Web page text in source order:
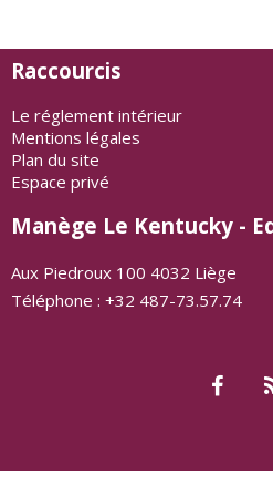
Raccourcis
Le réglement intérieur
Mentions légales
Plan du site
Espace privé
Manège Le Kentucky -
Aux Piedroux 100 4032 Liège
Téléphone : +32 487-73.57.74